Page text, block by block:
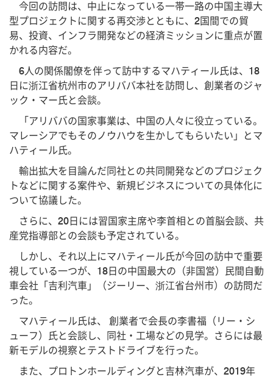
今回の訪問は、中止になっている一帯一路の中国主導大
型プロジェクトに関する再交渉とともに、2国間での貿
易、投資、インフラ開発などの経済ミッションに重点が置
かれる内容だ。
6人の関係閣僚を伴って訪中するマハティール氏は、18
日に浙江省杭州市のアリババ本社を訪問し、創業者のジャ
ック・マー氏と会談。
「アリババの国家事業は、中国の人々に役立っている。
マレーシアでもそのノウハウを生かしてもらいたい」とマ
ハティール氏。
輸出拡大を目論んだ同社との共同開発などのプロジェク
トなどに関する案件や、新規ビジネスについての具体化に
ついて協議した。
さらに、20日には習国家主席や李首相との首脳会談、共
産党指導部との会談も予定されている。
しかし、それ以上にマハティール氏が今回の訪中で重要
視している一つが、18日の中国最大の（非国営）民間自動
車会社「吉利汽車」（ジーリー、浙江省台州市）の訪問だ
った。
マハティール氏は、 創業者で会長の李書福（リー・シ
ューフ）氏と会談し、同社・工場などの見学。さらには最
新モデルの視察とテストドライブを行った。
また、プロトンホールディングと吉林汽車が、2019年